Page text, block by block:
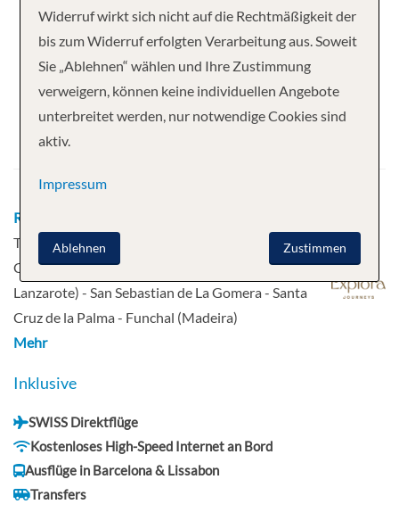
Ihre Kreuzfahrt
12 NächteEXPLORA II
Abfahrt
Route
Tanger, Marokko - Casablanca, Marokko -
Casablanca, Marokko - Agadir, Marokko - Arrecife,
Lanzarote) - San Sebastian de La Gomera - Santa
Cruz de la Palma - Funchal (Madeira)
Mehr
Inklusive
SWISS Direktflüge
Kostenloses High-Speed Internet an Bord
Ausflüge in Barcelona & Lissabon
Transfers
Widerruf wirkt sich nicht auf die Rechtmäßigkeit der
bis zum Widerruf erfolgten Verarbeitung aus. Soweit
Sie „Ablehnen“ wählen und Ihre Zustimmung
verweigern, können keine individuellen Angebote
unterbreitet werden, nur notwendige Cookies sind
aktiv.
Impressum
Zustimmen
Ablehnen